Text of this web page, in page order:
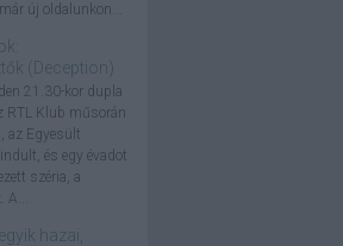
új oldalunkon...
(Deception)
21.30-kor dupla
RTL Klub műsorán
az Egyesült
és egy évadot
széria, a
hazai,